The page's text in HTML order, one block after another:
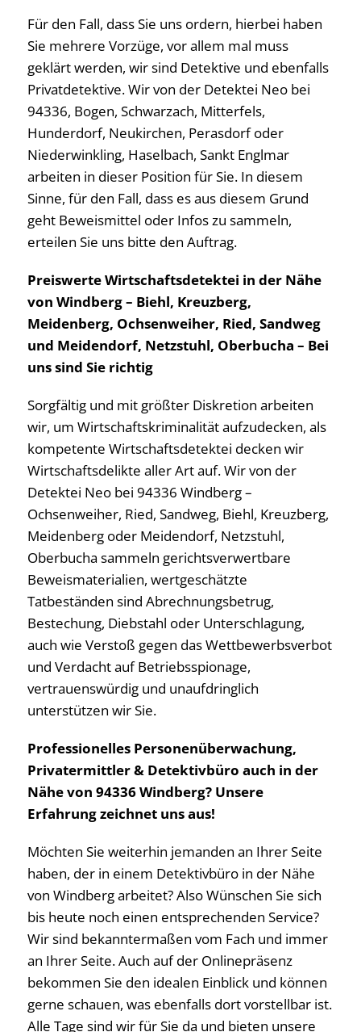
Für den Fall, dass Sie uns ordern, hierbei haben
Sie mehrere Vorzüge, vor allem mal muss
geklärt werden, wir sind Detektive und ebenfalls
Privatdetektive. Wir von der Detektei Neo bei
94336, Bogen, Schwarzach, Mitterfels,
Hunderdorf, Neukirchen, Perasdorf oder
Niederwinkling, Haselbach, Sankt Englmar
arbeiten in dieser Position für Sie. In diesem
Sinne, für den Fall, dass es aus diesem Grund
geht Beweismittel oder Infos zu sammeln,
erteilen Sie uns bitte den Auftrag.
Preiswerte Wirtschaftsdetektei in der Nähe
von Windberg – Biehl, Kreuzberg,
Meidenberg, Ochsenweiher, Ried, Sandweg
und Meidendorf, Netzstuhl, Oberbucha – Bei
uns sind Sie richtig
Sorgfältig und mit größter Diskretion arbeiten
wir, um Wirtschaftskriminalität aufzudecken, als
kompetente Wirtschaftsdetektei decken wir
Wirtschaftsdelikte aller Art auf. Wir von der
Detektei Neo bei 94336 Windberg –
Ochsenweiher, Ried, Sandweg, Biehl, Kreuzberg,
Meidenberg oder Meidendorf, Netzstuhl,
Oberbucha sammeln gerichtsverwertbare
Beweismaterialien, wertgeschätzte
Tatbeständen sind Abrechnungsbetrug,
Bestechung, Diebstahl oder Unterschlagung,
auch wie Verstoß gegen das Wettbewerbsverbot
und Verdacht auf Betriebsspionage,
vertrauenswürdig und unaufdringlich
unterstützen wir Sie.
Professionelles Personenüberwachung,
Privatermittler & Detektivbüro auch in der
Nähe von 94336 Windberg? Unsere
Erfahrung zeichnet uns aus!
Möchten Sie weiterhin jemanden an Ihrer Seite
haben, der in einem Detektivbüro in der Nähe
von Windberg arbeitet? Also Wünschen Sie sich
bis heute noch einen entsprechenden Service?
Wir sind bekanntermaßen vom Fach und immer
an Ihrer Seite. Auch auf der Onlinepräsenz
bekommen Sie den idealen Einblick und können
gerne schauen, was ebenfalls dort vorstellbar ist.
Alle Tage sind wir für Sie da und bieten unsere